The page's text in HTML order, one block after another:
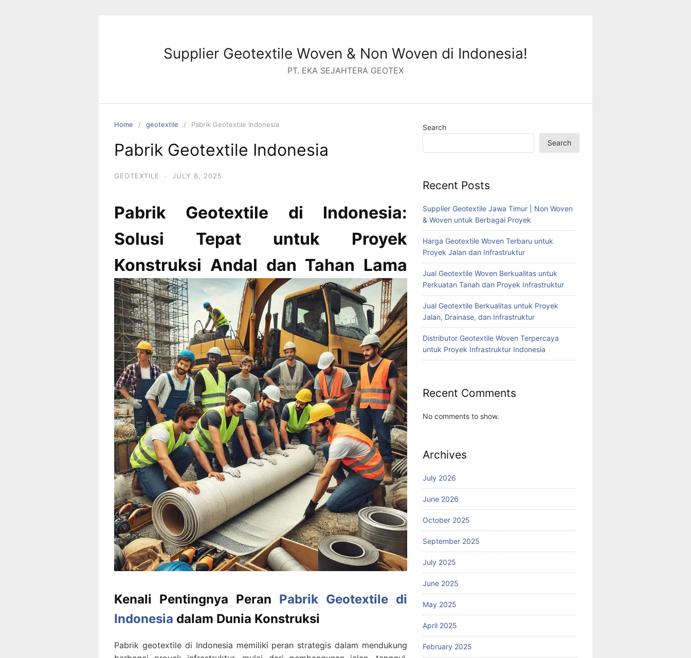
Supplier Geotextile Woven & Non Woven di Indonesia!
PT. EKA SEJAHTERA GEOTEX
Home geotextile Pabrik Geotextile Indonesia
Pabrik Geotextile Indonesia
GEOTEXTILE · JULY 8, 2025
Pabrik Geotextile di Indonesia:
Solusi Tepat untuk Proyek
Konstruksi Andal dan Tahan Lama
Kenali Pentingnya Peran Pabrik Geotextile di
Indonesia dalam Dunia Konstruksi
Pabrik geotextile di Indonesia memiliki peran strategis dalam mendukung
Search
Search
Recent Posts
Supplier Geotextile Jawa Timur | Non Woven
& Woven untuk Berbagai Proyek
Harga Geotextile Woven Terbaru untuk
Proyek Jalan dan Infrastruktur
Jual Geotextile Woven Berkualitas untuk
Perkuatan Tanah dan Proyek Infrastruktur
Jual Geotextile Berkualitas untuk Proyek
Jalan, Drainase, dan Infrastruktur
Distributor Geotextile Woven Terpercaya
untuk Proyek Infrastruktur Indonesia
Recent Comments
No comments to show.
Archives
July 2026
June 2026
October 2025
September 2025
July 2025
June 2025
May 2025
April 2025
February 2025